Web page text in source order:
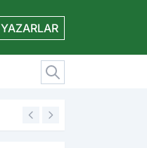
YAZARLAR
19:11 Amedspor'dan